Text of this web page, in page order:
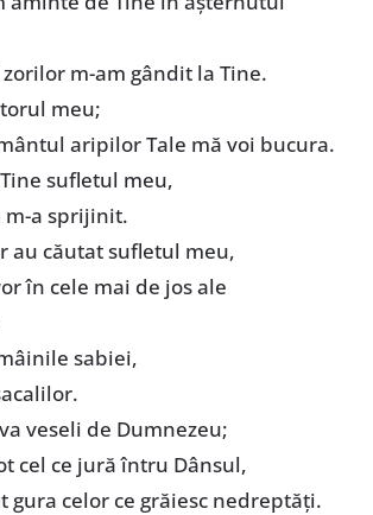
m-am gândit la Tine.
meu;
aripilor Tale mă voi bucura.
sufletul meu,
m-a sprijinit.
au căutat sufletul meu,
în cele mai de jos ale
sabiei,
veseli de Dumnezeu;
cel ce jură întru Dânsul,
gura celor ce grăiesc nedreptăți.